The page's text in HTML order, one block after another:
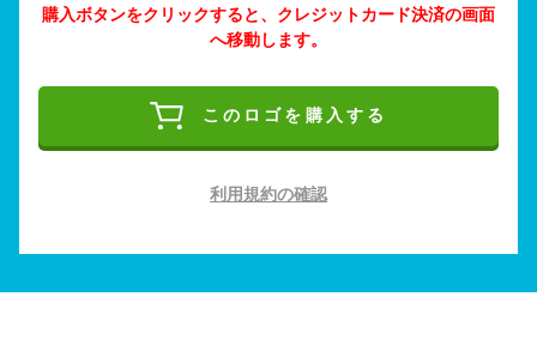
購入ボタンをクリックすると、クレジットカード決済の画面
へ移動します。
このロゴを購入する
利用規約の確認